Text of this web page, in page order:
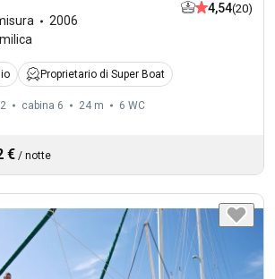
2006
4,54(20)
Proprietario di Super Boat
cabina 6 24 m 6 WC
€ / notte